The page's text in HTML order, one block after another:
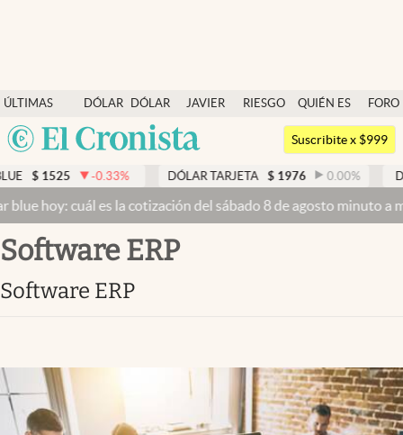
ÚLTIMAS
NOTICIAS
DÓLAR
DÓLAR
BLUE
JAVIER
RIESGO
QUIÉN ES
QUIÉN
FORO
Argentina
México
Dólar
Members
Economía y Política
Finanzas y Mercados
Mercados Online
Apertura
Infotechnology
Suscribite x $999
$ 1525 -0.33% DÓLAR TARJETA $ 1976 0.00 %
hoy: cuál es la cotización del sábado 8 de agosto minuto a
Software ERP
Software ERP